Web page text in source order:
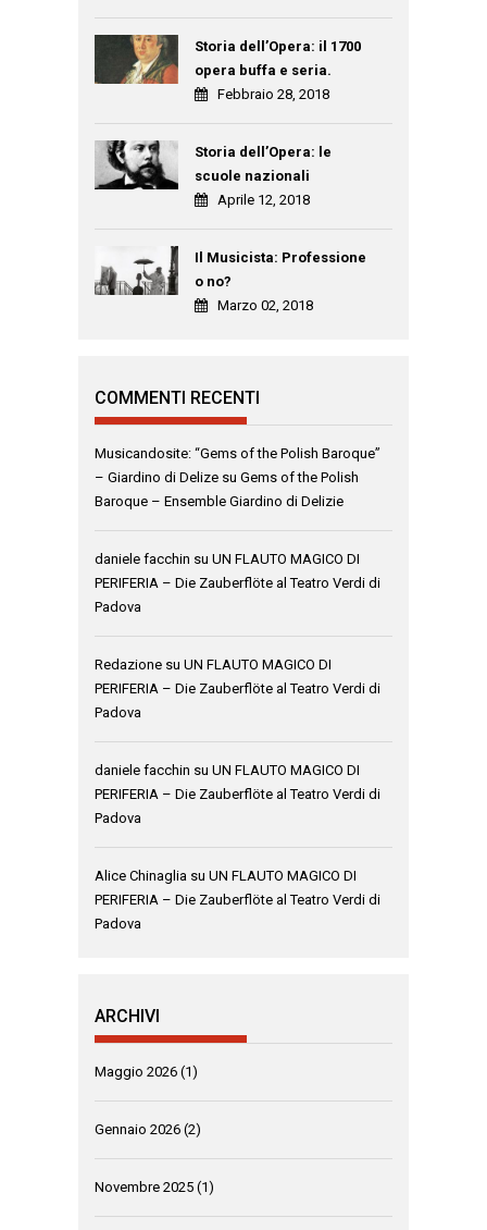
Storia dell’Opera: il 1700
opera buffa e seria.
Febbraio 28, 2018
Storia dell’Opera: le
scuole nazionali
Aprile 12, 2018
Il Musicista: Professione
o no?
Marzo 02, 2018
COMMENTI RECENTI
Musicandosite: “Gems of the Polish Baroque”
– Giardino di Delize su Gems of the Polish
Baroque – Ensemble Giardino di Delizie
daniele facchin su UN FLAUTO MAGICO DI
PERIFERIA – Die Zauberflöte al Teatro Verdi di
Padova
Redazione su UN FLAUTO MAGICO DI
PERIFERIA – Die Zauberflöte al Teatro Verdi di
Padova
daniele facchin su UN FLAUTO MAGICO DI
PERIFERIA – Die Zauberflöte al Teatro Verdi di
Padova
Alice Chinaglia su UN FLAUTO MAGICO DI
PERIFERIA – Die Zauberflöte al Teatro Verdi di
Padova
ARCHIVI
Maggio 2026 (1)
Gennaio 2026 (2)
Novembre 2025 (1)